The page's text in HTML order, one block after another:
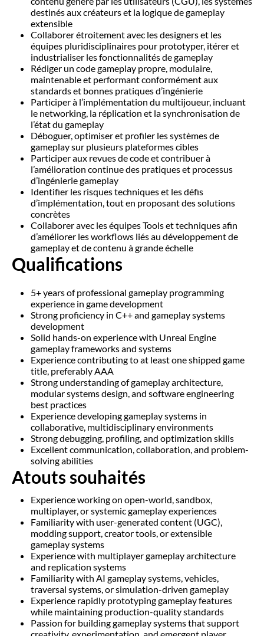
destinés aux créateurs et la logique de gameplay
extensible
Collaborer étroitement avec les designers et les
équipes pluridisciplinaires pour prototyper, itérer et
industrialiser les fonctionnalités de gameplay
Rédiger un code gameplay propre, modulaire,
maintenable et performant conformément aux
standards et bonnes pratiques d’ingénierie
Participer à l’implémentation du multijoueur, incluant
le networking, la réplication et la synchronisation de
l’état du gameplay
Déboguer, optimiser et profiler les systèmes de
gameplay sur plusieurs plateformes cibles
Participer aux revues de code et contribuer à
l’amélioration continue des pratiques et processus
d’ingénierie gameplay
Identifier les risques techniques et les défis
d’implémentation, tout en proposant des solutions
concrètes
Collaborer avec les équipes Tools et techniques afin
d’améliorer les workflows liés au développement de
gameplay et de contenu à grande échelle
Qualifications
5+ years of professional gameplay programming
experience in game development
Strong proficiency in C++ and gameplay systems
development
Solid hands-on experience with Unreal Engine
gameplay frameworks and systems
Experience contributing to at least one shipped game
title, preferably AAA
Strong understanding of gameplay architecture,
modular systems design, and software engineering
best practices
Experience developing gameplay systems in
collaborative, multidisciplinary environments
Strong debugging, profiling, and optimization skills
Excellent communication, collaboration, and problem-
solving abilities
Atouts souhaités
Experience working on open-world, sandbox,
multiplayer, or systemic gameplay experiences
Familiarity with user-generated content (UGC),
modding support, creator tools, or extensible
gameplay systems
Experience with multiplayer gameplay architecture
and replication systems
Familiarity with AI gameplay systems, vehicles,
traversal systems, or simulation-driven gameplay
Experience rapidly prototyping gameplay features
while maintaining production-quality standards
Passion for building gameplay systems that support